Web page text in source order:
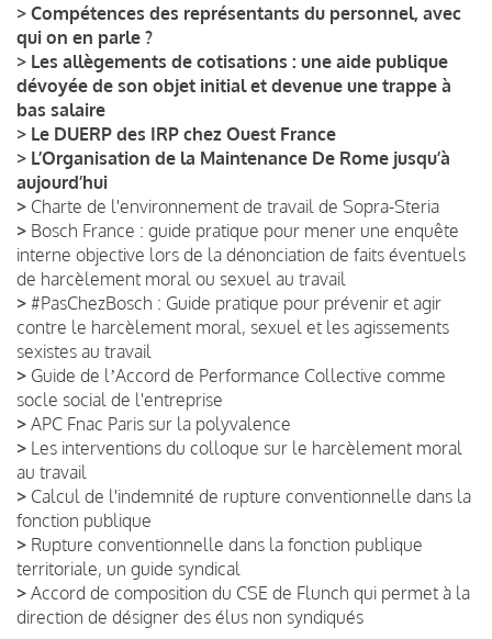
> Compétences des représentants du personnel, avec
qui on en parle ?
> Les allègements de cotisations : une aide publique
dévoyée de son objet initial et devenue une trappe à
bas salaire
> Le DUERP des IRP chez Ouest France
> L’Organisation de la Maintenance De Rome jusqu’à
aujourd’hui
> Charte de l'environnement de travail de Sopra-Steria
> Bosch France : guide pratique pour mener une enquête
interne objective lors de la dénonciation de faits éventuels
de harcèlement moral ou sexuel au travail
> #PasChezBosch : Guide pratique pour prévenir et agir
contre le harcèlement moral, sexuel et les agissements
sexistes au travail
> Guide de lʼAccord de Performance Collective comme
socle social de l'entreprise
> APC Fnac Paris sur la polyvalence
> Les interventions du colloque sur le harcèlement moral
au travail
> Calcul de l'indemnité de rupture conventionnelle dans la
fonction publique
> Rupture conventionnelle dans la fonction publique
territoriale, un guide syndical
> Accord de composition du CSE de Flunch qui permet à la
direction de désigner des élus non syndiqués